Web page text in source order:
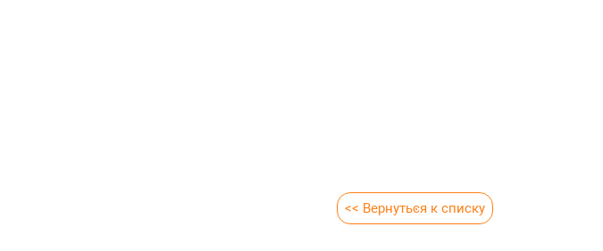
<< Вернуться к списку